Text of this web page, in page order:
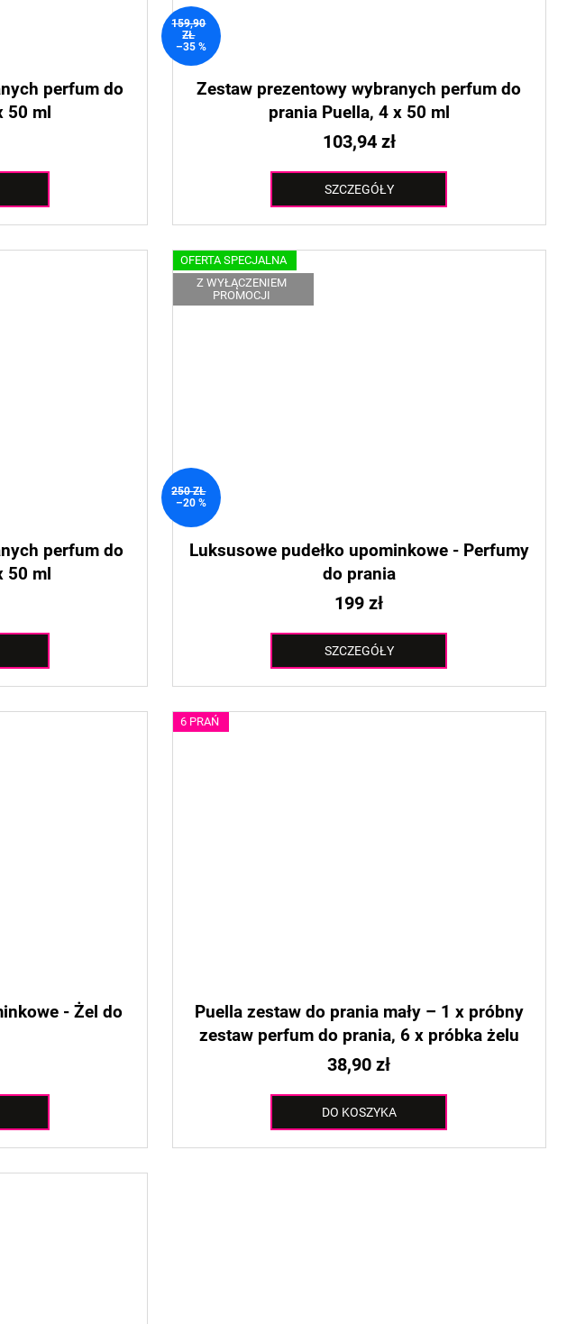
perfum do
50 ml
159,90
ZŁ
–35 %
Zestaw prezentowy wybranych perfum do
prania Puella, 4 x 50 ml
103,94 zł
SZCZEGÓŁY
perfum do
50 ml
OFERTA SPECJALNA
Z WYŁĄCZENIEM
PROMOCJI
250 ZŁ
–20 %
Luksusowe pudełko upominkowe - Perfumy
do prania
199 zł
SZCZEGÓŁY
- Żel do
6 PRAŃ
Puella zestaw do prania mały – 1 x próbny
zestaw perfum do prania, 6 x próbka żelu
do prania
38,90 zł
DO KOSZYKA